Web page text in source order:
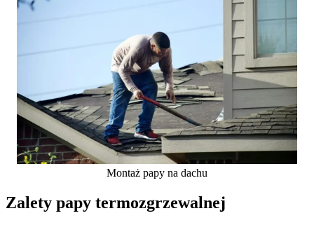
Montaż papy na dachu
Zalety papy termozgrzewalnej